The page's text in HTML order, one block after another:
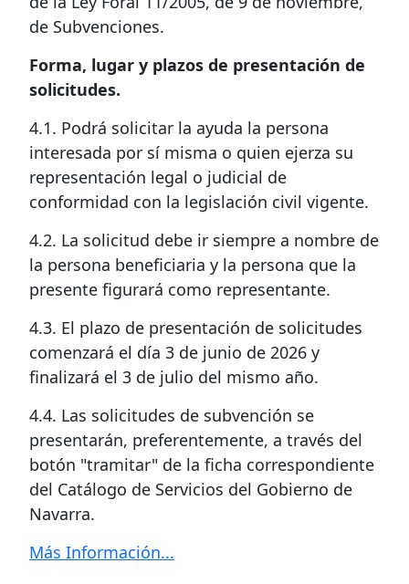
de Subvenciones.
Forma, lugar y plazos de presentación de
solicitudes.
4.1. Podrá solicitar la ayuda la persona
interesada por sí misma o quien ejerza su
representación legal o judicial de
conformidad con la legislación civil vigente.
4.2. La solicitud debe ir siempre a nombre de
la persona beneficiaria y la persona que la
presente figurará como representante.
4.3. El plazo de presentación de solicitudes
comenzará el día 3 de junio de 2026 y
finalizará el 3 de julio del mismo año.
4.4. Las solicitudes de subvención se
presentarán, preferentemente, a través del
botón "tramitar" de la ficha correspondiente
del Catálogo de Servicios del Gobierno de
Navarra.
Más Información...